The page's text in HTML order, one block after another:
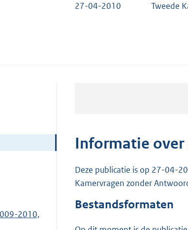
27-04-2010 Tweede
2010,
Informatie over
Deze publicatie is op 27-04-
Kamervragen zonder
Bestandsformaten